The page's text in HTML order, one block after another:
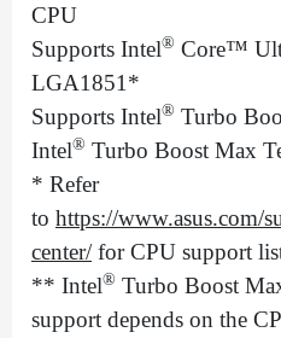
CPU
Supports Intel® Core™
LGA1851*
Supports Intel® Turbo
Intel® Turbo Boost Max
* Refer
to https://www.asus.com/
center/for CPU support
** Intel® Turbo Boost
support depends on the